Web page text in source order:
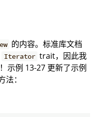
的内容。标准库文档
Iterator trait，因此我
示例 13-27 更新了示例
法：